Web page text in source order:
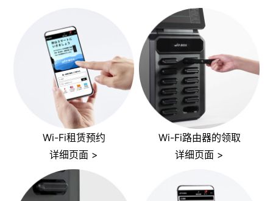
Wi-Fi租赁预约
详细页面 >
Wi-Fi路由器的领取
详细页面 >